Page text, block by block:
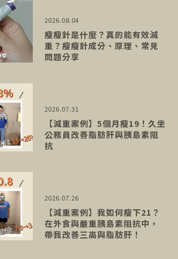
瘦瘦針是什麼？真的能有效減
重？瘦瘦針成分、原理、常見
問題分享
2026.08.04
【減重案例】5個月瘦19！久坐
公務員改善脂肪肝與胰島素阻
抗
2026.07.31
【減重案例】我如何瘦下21？
在外食與嚴重胰島素阻抗中，
帶我改善三高與脂肪肝！
2026.07.26